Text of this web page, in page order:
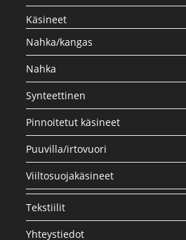
Käsineet
Nahka/kangas
Nahka
Synteettinen
Pinnoitetut käsineet
Puuvilla/irtovuori
Viiltosuojakäsineet
Tekstiilit
Yhteystiedot